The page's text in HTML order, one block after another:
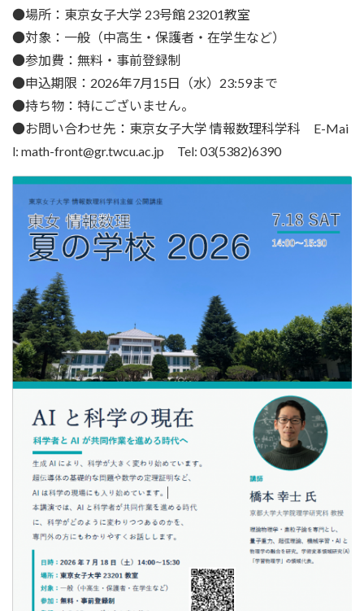
●場所：東京女子大学 23号館 23201教室
●対象：一般（中⾼⽣・保護者・在学⽣など）
●参加費：無料・事前登録制
●申込期限：2026年7月15日（水）23:59まで
●持ち物：特にございません。
●お問い合わせ先：東京⼥⼦⼤学 情報数理科学科 E-Mai
l: math-front@gr.twcu.ac.jp Tel: 03(5382)6390